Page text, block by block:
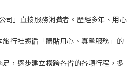
司」直接服務消費者。歷經多年、用心
行社遵循「體貼用心、真摯服務」的
，逐步建立橫跨各省的各項行程，多